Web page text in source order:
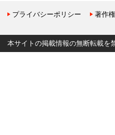
プライバシーポリシー 著作
本サイトの掲載情報の無断転載